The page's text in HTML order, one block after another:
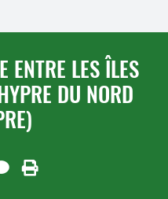
ENTRE LES ÎLES
DU NORD